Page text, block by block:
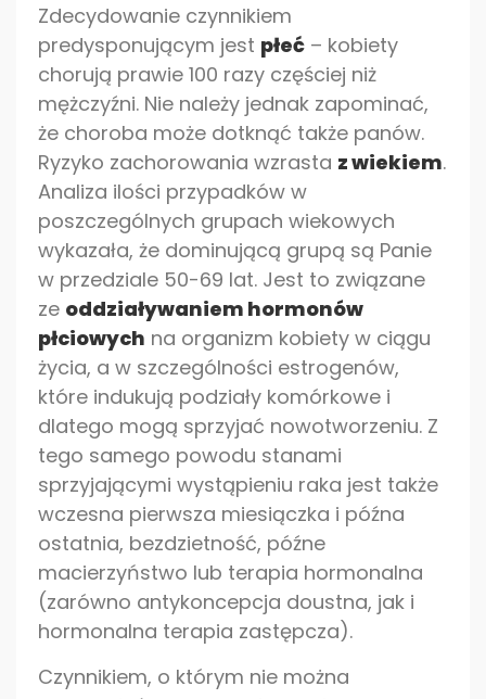
Zdecydowanie czynnikiem
predysponującym jest płeć – kobiety
chorują prawie 100 razy częściej niż
mężczyźni. Nie należy jednak zapominać,
że choroba może dotknąć także panów.
Ryzyko zachorowania wzrasta z wiekiem.
Analiza ilości przypadków w
poszczególnych grupach wiekowych
wykazała, że dominującą grupą są Panie
w przedziale 50-69 lat. Jest to związane
ze oddziaływaniem hormonów
płciowych na organizm kobiety w ciągu
życia, a w szczególności estrogenów,
które indukują podziały komórkowe i
dlatego mogą sprzyjać nowotworzeniu. Z
tego samego powodu stanami
sprzyjającymi wystąpieniu raka jest także
wczesna pierwsza miesiączka i późna
ostatnia, bezdzietność, późne
macierzyństwo lub terapia hormonalna
(zarówno antykoncepcja doustna, jak i
hormonalna terapia zastępcza).
Czynnikiem, o którym nie można